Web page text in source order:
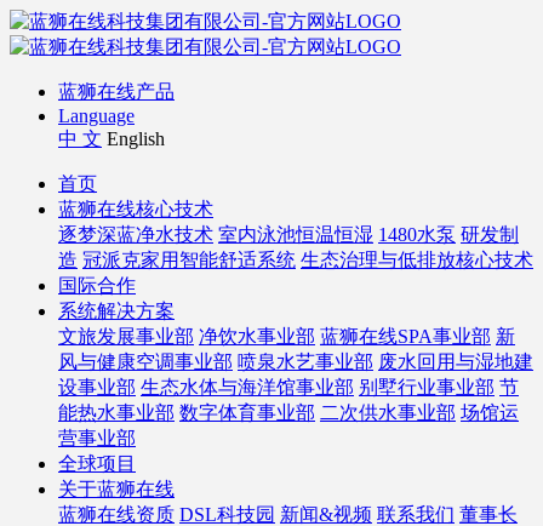
蓝狮在线产品
Language
中 文 English
首页
蓝狮在线核心技术
逐梦深蓝净水技术 室内泳池恒温恒湿 1480水泵 研发制
造 冠派克家用智能舒适系统 生态治理与低排放核心技术
国际合作
系统解决方案
文旅发展事业部 净饮水事业部 蓝狮在线SPA事业部 新
风与健康空调事业部 喷泉水艺事业部 废水回用与湿地建
设事业部 生态水体与海洋馆事业部 别墅行业事业部 节
能热水事业部 数字体育事业部 二次供水事业部 场馆运
营事业部
全球项目
关于蓝狮在线
蓝狮在线资质 DSL科技园 新闻&视频 联系我们 董事长